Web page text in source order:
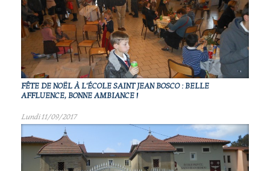
FÊTE DE NOËL À L'ÉCOLE SAINT JEAN BOSCO : BELLE
AFFLUENCE, BONNE AMBIANCE !
Lundi 11/09/2017